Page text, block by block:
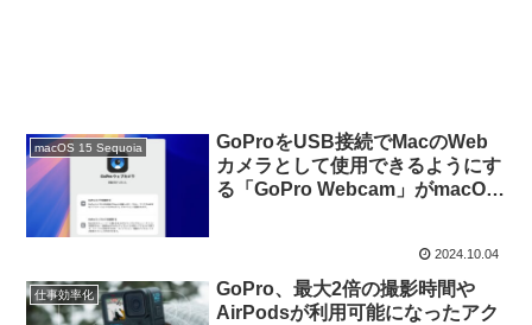
macOS 15 Sequoia
GoProをUSB接続でMacのWeb
カメラとして使用できるようにす
る「GoPro Webcam」がmacOS
2024.10.04
仕事効率化
GoPro、最大2倍の撮影時間や
AirPodsが利用可能になったアク